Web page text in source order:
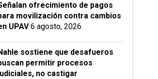
ofrecimiento de pagos
movilización contra cambios
UPAV 6 agosto, 2026
sostiene que desafueros
permitir procesos
no castigar